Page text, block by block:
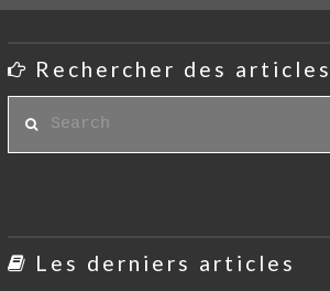
Rechercher des articles
Les derniers articles